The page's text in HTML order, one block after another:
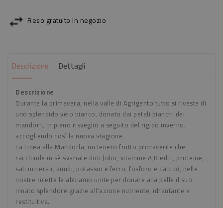
Reso gratuito in negozio
Descrizione Dettagli
Descrizione
Durante la primavera, nella valle di Agrigento tutto si riveste di
uno splendido velo bianco, donato dai petali bianchi dei
mandorli, in pieno risveglio a seguito del rigido inverno,
accogliendo così la nuova stagione.
La Linea alla Mandorla, un tenero frutto primaverile che
racchiude in sè svariate doti (olio, vitamine A,B ed E, proteine,
sali minerali, amidi, potassio e ferro, fosforo e calcio), nelle
nostre ricette le abbiamo unite per donare alla pelle il suo
innato splendore grazie all'azione nutriente, idrantante e
restituitiva.